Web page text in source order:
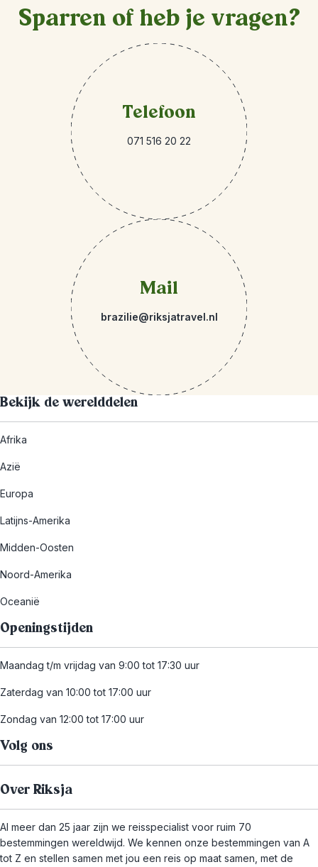
Sparren of heb je vragen?
Telefoon
071 516 20 22
Mail
brazilie@riksjatravel.nl
Bekijk de werelddelen
Afrika
Azië
Europa
Latijns-Amerika
Midden-Oosten
Noord-Amerika
Oceanië
Openingstijden
Maandag t/m vrijdag van 9:00 tot 17:30 uur
Zaterdag van 10:00 tot 17:00 uur
Zondag van 12:00 tot 17:00 uur
Volg ons
Over Riksja
Al meer dan 25 jaar zijn we reisspecialist voor ruim 70
bestemmingen wereldwijd. We kennen onze bestemmingen van A
tot Z en stellen samen met jou een reis op maat samen, met de